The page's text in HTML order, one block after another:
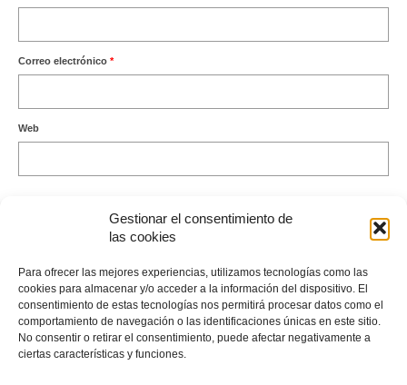
Gestionar el consentimiento de
las cookies
Para ofrecer las mejores experiencias, utilizamos tecnologías como las
cookies para almacenar y/o acceder a la información del dispositivo. El
consentimiento de estas tecnologías nos permitirá procesar datos como el
comportamiento de navegación o las identificaciones únicas en este sitio.
No consentir o retirar el consentimiento, puede afectar negativamente a
ciertas características y funciones.
Correo electrónico *
Web
procesan los datos de tus comentarios.